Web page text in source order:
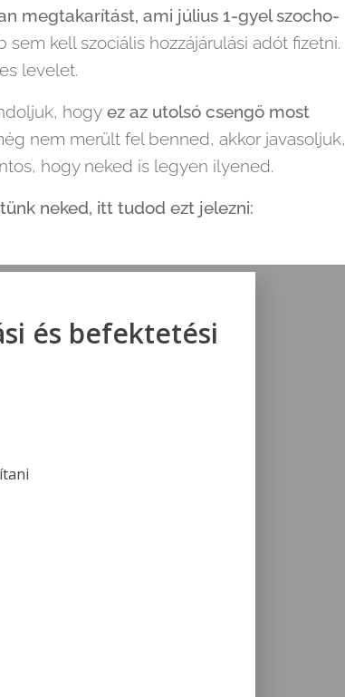
megtakarítást, ami július 1-gyel szocho-
kell szociális hozzájárulási adót fizetni.
levelet.
hogy ez az utolsó csengő most
nem merült fel benned, akkor javasoljuk,
hogy neked is legyen ilyened.
neked, itt tudod ezt jelezni: